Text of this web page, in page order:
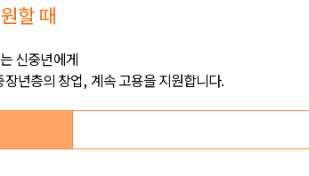
할 때
신중년에게
장년층의 창업,계속 고용을 지원합니다.